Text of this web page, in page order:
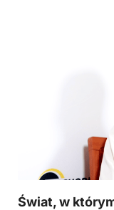
Świat, w